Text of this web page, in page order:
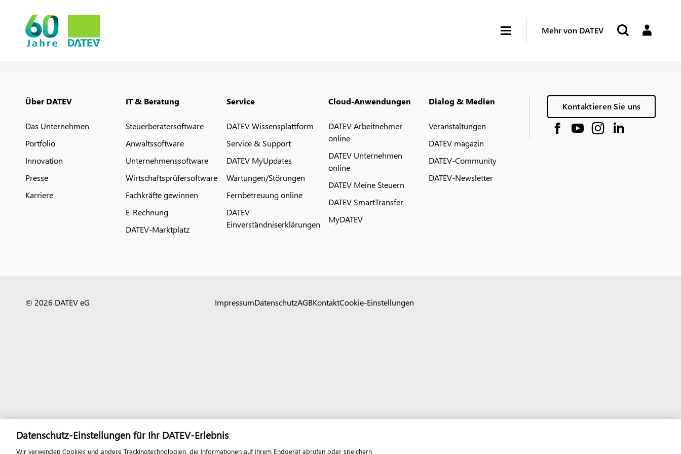
Mehr von DATEV
Über DATEV
Das Unternehmen
Portfolio
Innovation
Presse
Karriere
IT & Beratung
Steuerberatersoftware
Anwaltssoftware
Unternehmenssoftware
Wirtschaftsprüfersoftware
Fachkräfte gewinnen
E-Rechnung
DATEV-Marktplatz
Service
DATEV Wissensplattform
Service & Support
DATEV MyUpdates
Wartungen/Störungen
Fernbetreuung online
DATEV
Einverständniserklärungen
Cloud-Anwendungen
DATEV Arbeitnehmer
online
DATEV Unternehmen
online
DATEV Meine Steuern
DATEV SmartTransfer
MyDATEV
Dialog & Medien
Veranstaltungen
DATEV magazin
DATEV-Community
DATEV-Newsletter
Kontaktieren Sie uns
© 2026 DATEV eG ImpressumDatenschutzAGBKontaktCookie-Einstellungen
Datenschutz-Einstellungen für Ihr DATEV-Erlebnis
Wir verwenden Cookies und andere Trackingtechnologien, die Informationen auf Ihrem Endgerät abrufen oder speichern